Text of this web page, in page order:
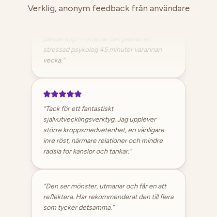
Verklig, anonym feedback från användare
lugn och ro arbeta med mina saker när det
“Tack för ett fantastiskt
större kroppsmedvetenhet, en vänligare
inre röst, närmare relationer och mindre
rädsla för känslor och tankar.”
“Den ser mönster, utmanar och får en att
som tycker detsamma.”